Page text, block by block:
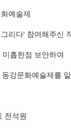
예술제
리다' 참여해주신
흡한점 보안하여
동강문화예술제를
전석원